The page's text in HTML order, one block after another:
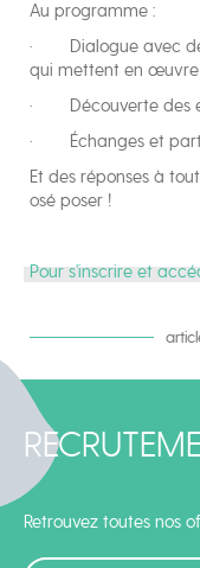
Au programme :
· Dialogue avec des
qui mettent en œuvre
· Découverte des
· Échanges et
Et des réponses à
osé poser !
Pour s’inscrire et
Retrouvez toutes nos